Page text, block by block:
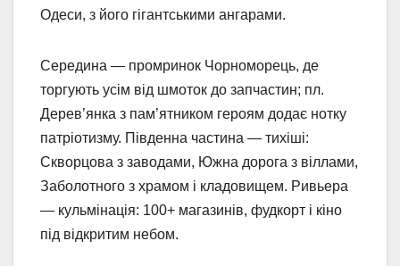
Одеси, з його гігантськими ангарами.
Середина — промринок Чорноморець, де
торгують усім від шмоток до запчастин; пл.
Дерев’янка з пам’ятником героям додає нотку
патріотизму. Південна частина — тихіші:
Скворцова з заводами, Южна дорога з віллами,
Заболотного з храмом і кладовищем. Ривьера
— кульмінація: 100+ магазинів, фудкорт і кіно
під відкритим небом.